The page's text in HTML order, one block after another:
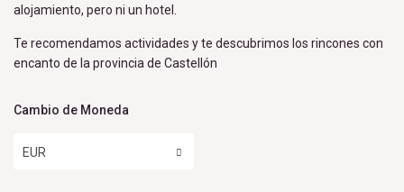
alojamiento, pero ni un hotel.
Te recomendamos actividades y te descubrimos los rincones con
encanto de la provincia de Castellón
Cambio de Moneda
EUR